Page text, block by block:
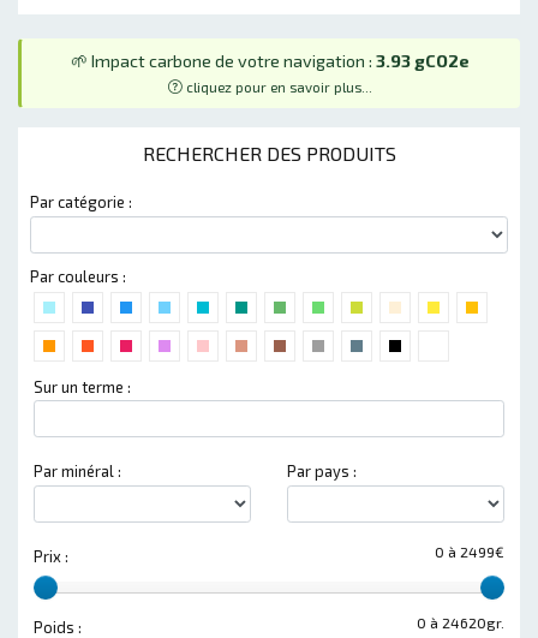
🌱 Impact carbone de votre navigation : 3.93 gCO2e
cliquez pour en savoir plus...
RECHERCHER DES PRODUITS
Par catégorie :
Par couleurs :
Sur un terme :
Par minéral : Par pays :
0 à 2499€
Prix :
0 à 24620gr.
Poids :